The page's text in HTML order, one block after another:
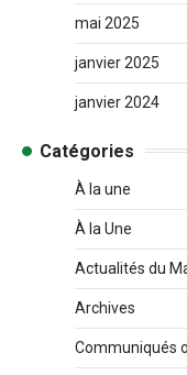
mai 2025
janvier 2025
janvier 2024
Catégories
À la une
À la Une
Actualités du
Archives
Communiqués